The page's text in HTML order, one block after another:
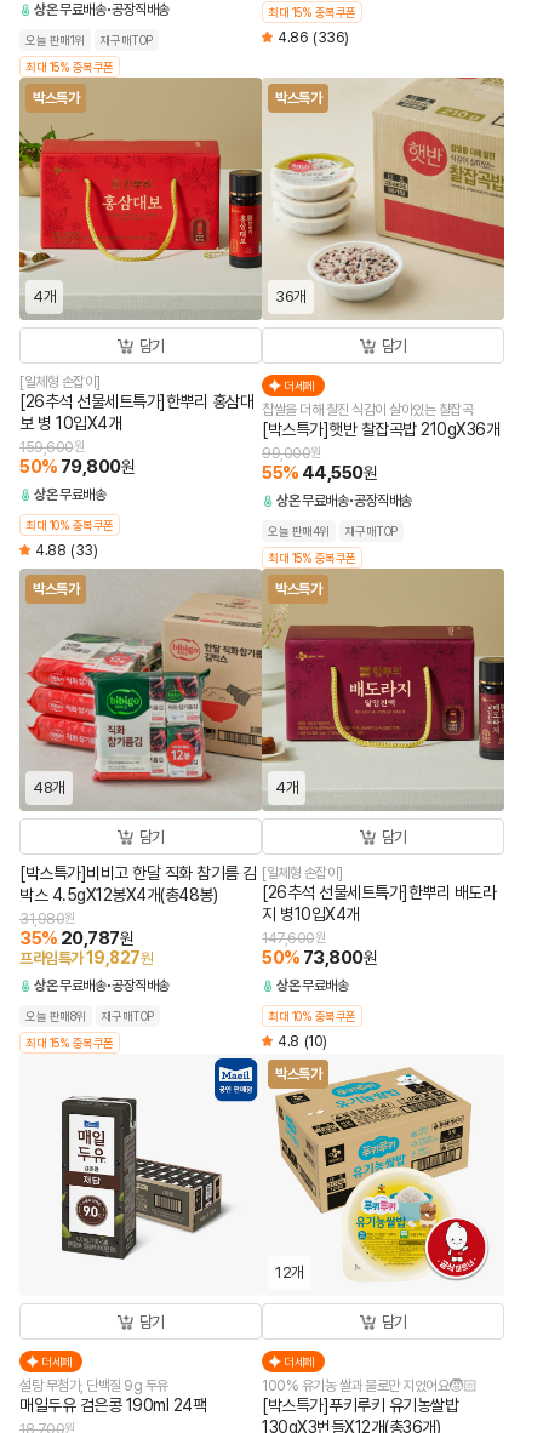
상온무료배송 공장직배송
오늘 판매1위
재구매TOP
최대 15% 중복쿠폰
최대 15% 중복쿠폰
4.86 (336)
박스특가
4개
담기
[일체형 손잡이]
[26추석 선물세트특가]한뿌리 홍삼대
보 병 10입X4개
159,600원
50% 79,800원
상온무료배송
최대 10% 중복쿠폰
4.88 (33)
박스특가
36개
담기
더세페
찹쌀을 더해 찰진 식감이 살아있는 찰잡곡
[박스특가]햇반 찰잡곡밥 210gX36개
99,000원
55% 44,550원
상온무료배송 공장직배송
오늘 판매4위
재구매TOP
최대 15% 중복쿠폰
박스특가
48개
담기
[박스특가]비비고 한달 직화 참기름 김
박스 4.5gX12봉X4개(총48봉)
31,980원
35% 20,787원
프라임특가19,827원
상온무료배송 공장직배송
오늘 판매8위
재구매TOP
최대 15% 중복쿠폰
박스특가
4개
담기
[일체형 손잡이]
[26추석 선물세트특가]한뿌리 배도라
지 병10입X4개
147,600원
50% 73,800원
상온무료배송
최대 10% 중복쿠폰
4.8 (10)
담기
더세페
설탕 무첨가, 단백질 9g 두유
매일두유 검은콩 190ml 24팩
18,700원
박스특가
12개
담기
더세페
100% 유기농 쌀과 물로만 지었어요🧒🏻
[박스특가]푸키루키 유기농쌀밥
130gX3번들X12개(총36개)